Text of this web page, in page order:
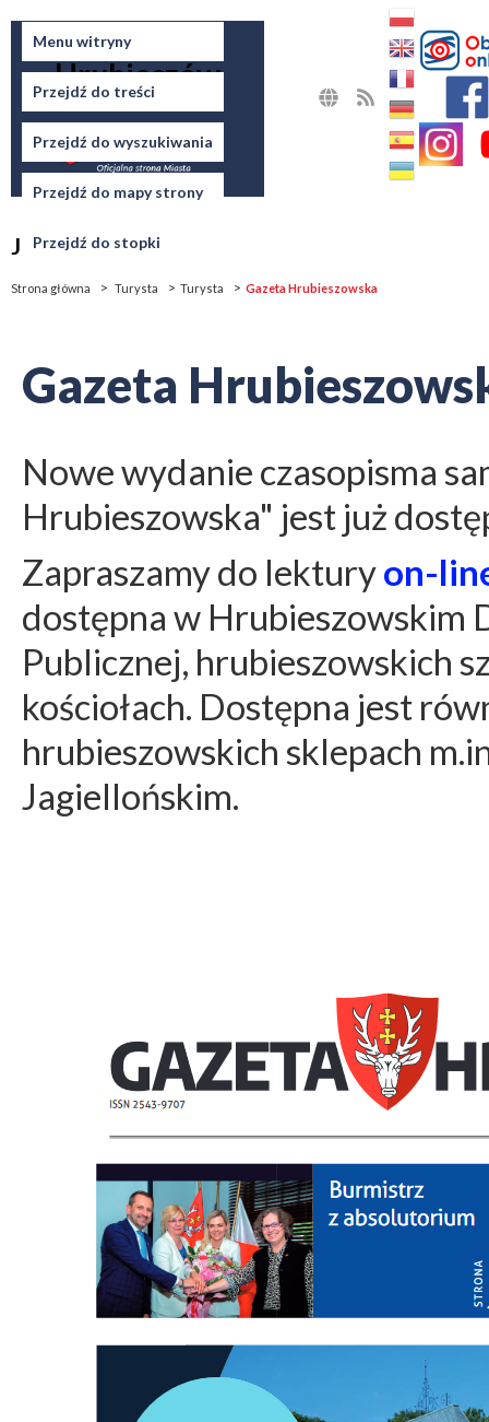
Menu witryny
Przejdź do treści
Przejdź do wyszukiwania
Przejdź do mapy strony
Przejdź do stopki
Miasto
Hrubieszów
Jesteś tutaj
Strona główna Turysta Turysta Gazeta Hrubieszowska
Gazeta
Nowe wydanie czasopisma
Hrubieszowska" jest już
Zapraszamy do lekturyon-
dostępna w Hrubieszowskim
Publicznej, hrubieszowskich
kościołach. Dostępna jest
hrubieszowskich sklepach
Jagiellońskim.